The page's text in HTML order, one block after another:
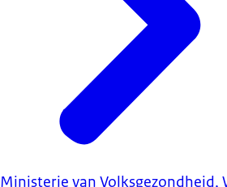
Ministerie van Volksgezondheid,